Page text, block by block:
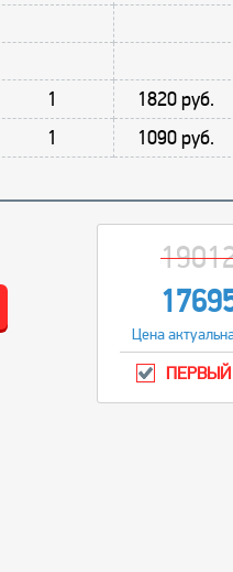
1 1820 руб.
1 1090 руб.
Цена
ПЕРВЫЙ